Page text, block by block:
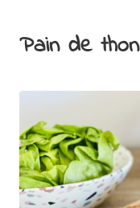
Pain de thon